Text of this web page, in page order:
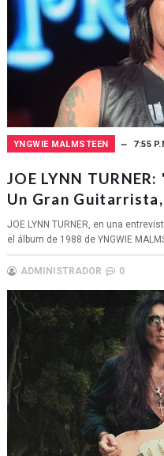
YNGWIE MALMSTEEN 7:55
JOE LYNN
Un Gran Guitarrista,
JOE LYNN TURNER, en una
el álbum de 1988 de YNGWIE
ADMINISTRADOR 0